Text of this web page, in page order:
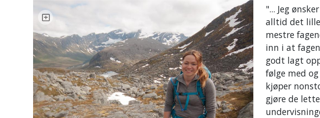
"... Jeg
alltid det
mestre
inn i at
godt lagt
følge med
kjøper
gjøre de